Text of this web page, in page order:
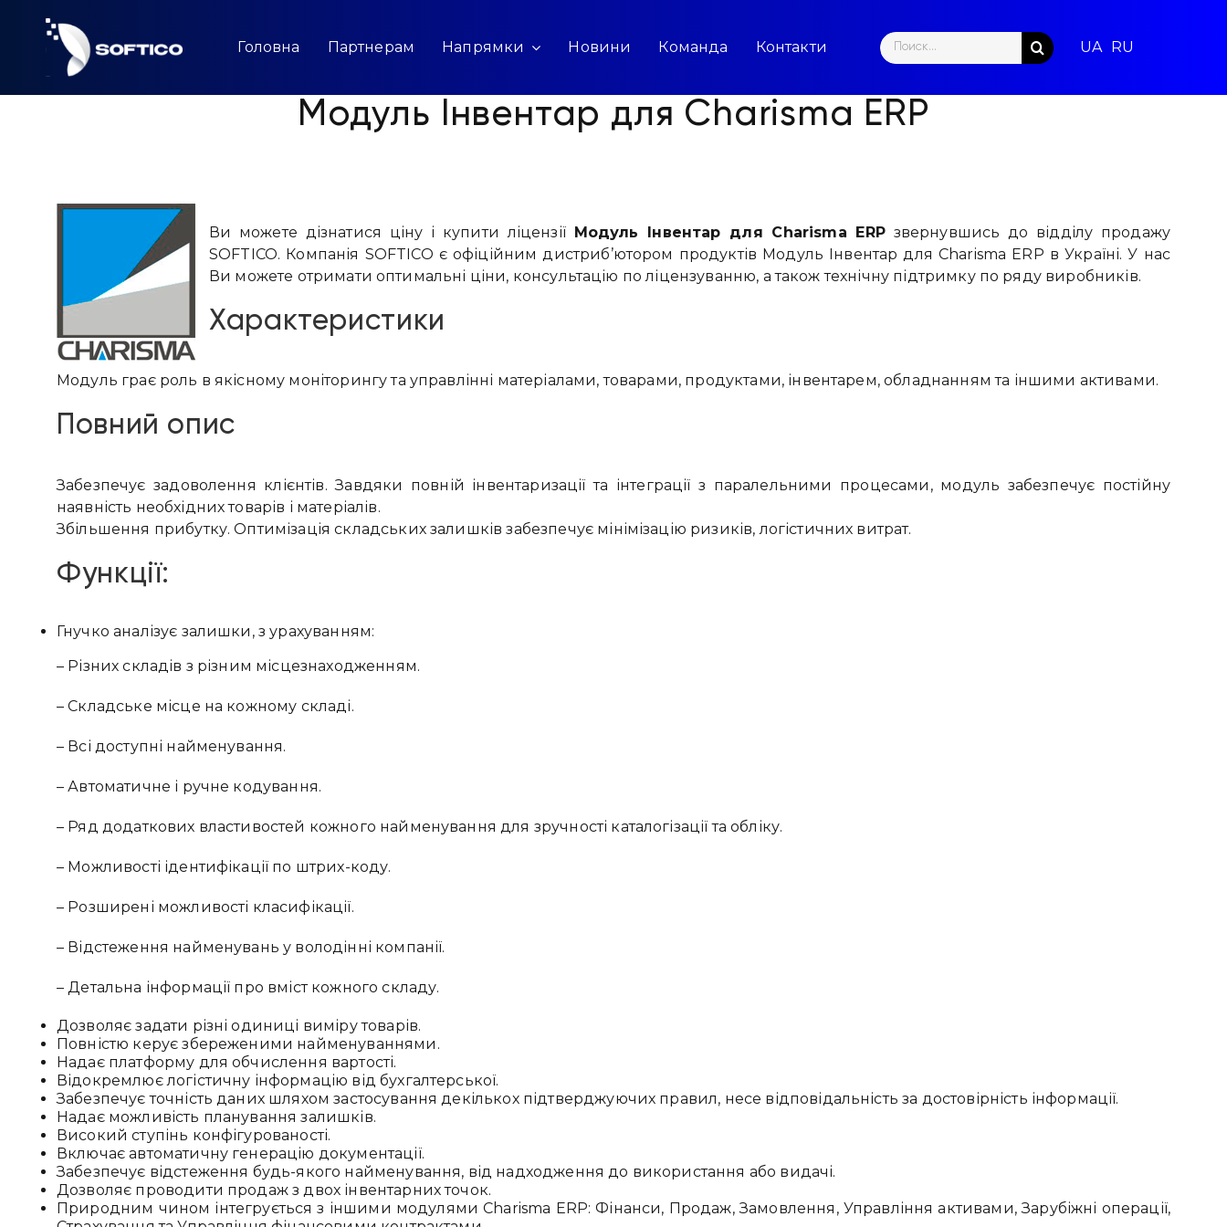
content
Головна Партнерам Напрямки Новини Команда Контакти
Search
for:
Модуль Інвентар для Charisma ERP
Ви можете дізнатися ціну і купити ліцензії Модуль Інвентар для Charisma ERPзвернувшись до відділу продажу
SOFTICO. Компанія SOFTICO є офіційним дистриб’ютором продуктів Модуль Інвентар для Charisma ERP в Україні. У нас
Ви можете отримати оптимальні ціни, консультацію по ліцензуванню, а також технічну підтримку по ряду виробників.
Характеристики
Модуль грає роль в якісному моніторингу та управлінні матеріалами, товарами, продуктами, інвентарем, обладнанням та іншими активами.
Повний опис
Забезпечує задоволення клієнтів. Завдяки повній інвентаризації та інтеграції з паралельними процесами, модуль забезпечує постійну
наявність необхідних товарів і матеріалів.
Збільшення прибутку. Оптимізація складських залишків забезпечує мінімізацію ризиків, логістичних витрат.
Функції:
Гнучко аналізує залишки, з урахуванням:
– Різних складів з різним місцезнаходженням.
– Складське місце на кожному складі.
– Всі доступні найменування.
– Автоматичне і ручне кодування.
– Ряд додаткових властивостей кожного найменування для зручності каталогізації та обліку.
– Можливості ідентифікації по штрих-коду.
– Розширені можливості класифікації.
– Відстеження найменувань у володінні компанії.
– Детальна інформації про вміст кожного складу.
Дозволяє задати різні одиниці виміру товарів.
Повністю керує збереженими найменуваннями.
Надає платформу для обчислення вартості.
Відокремлює логістичну інформацію від бухгалтерської.
Забезпечує точність даних шляхом застосування декількох підтверджуючих правил, несе відповідальність за достовірність інформації.
Надає можливість планування залишків.
Високий ступінь конфігурованості.
Включає автоматичну генерацію документації.
Забезпечує відстеження будь-якого найменування, від надходження до використання або видачі.
Дозволяє проводити продаж з двох інвентарних точок.
Природним чином інтегрується з іншими модулями Charisma ERP: Фінанси, Продаж, Замовлення, Управління активами, Зарубіжні операції,